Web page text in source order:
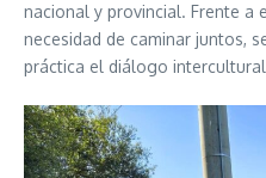
nacional y provincial. Frente a
necesidad de caminar juntos,
práctica el diálogo